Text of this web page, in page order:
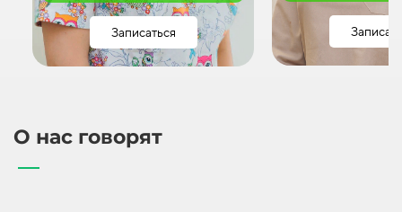
Записаться
О нас говорят